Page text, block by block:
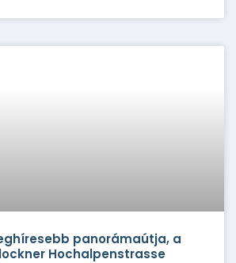
panorámaútja, a
Hochalpenstrasse